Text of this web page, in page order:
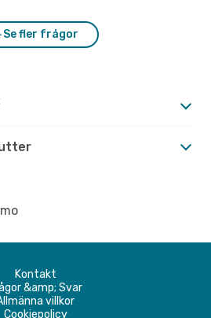
Se fler frågor
Kontakt
&amp; Svar
villkor
Cookiepolicy